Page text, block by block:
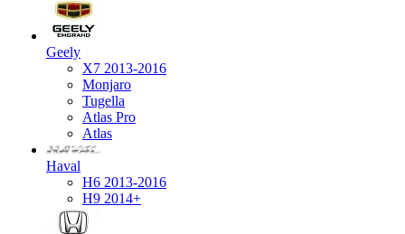
Geely
X7 2013-2016
Monjaro
Tugella
Atlas Pro
Atlas
Haval
H6 2013-2016
H9 2014+